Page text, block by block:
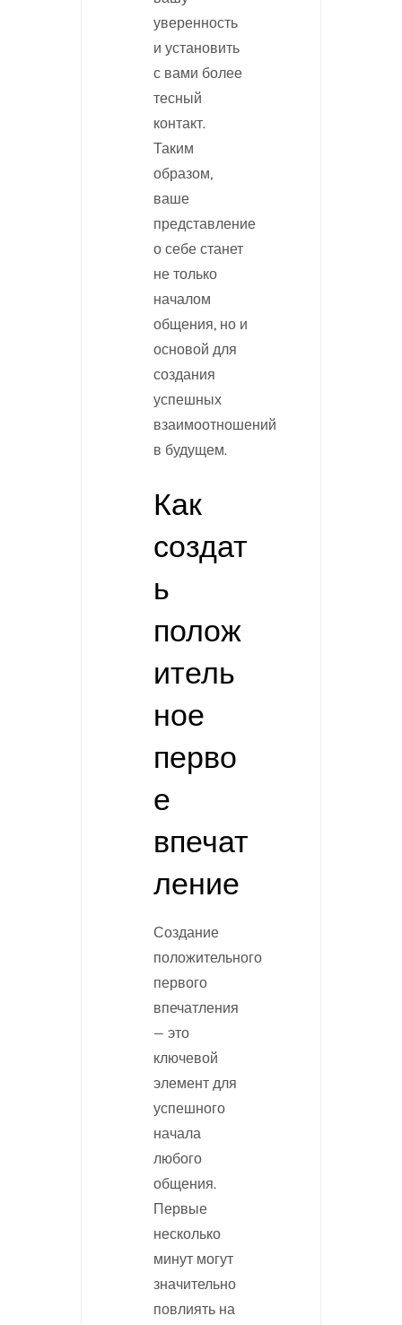
уверенность
и установить
с вами более
тесный
контакт.
Таким
образом,
ваше
представление
о себе станет
не только
началом
общения, но и
основой для
создания
успешных
взаимоотношений
в будущем.
Как
создат
ь
полож
итель
ное
перво
е
впечат
ление
Создание
положительного
первого
впечатления
— это
ключевой
элемент для
успешного
начала
любого
общения.
Первые
несколько
минут могут
значительно
повлиять на